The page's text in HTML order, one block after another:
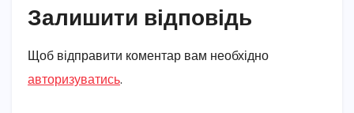
Залишити відповідь
Щоб відправити коментар вам необхідно
авторизуватись.